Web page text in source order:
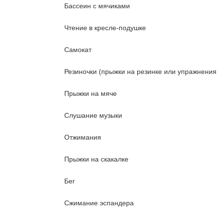
Бассеин с мячиками
Чтение в кресле-подушке
Самокат
Резиночки (прыжки на резинке или упражнения
Прыжки на мяче
Слушание музыки
Отжимания
Прыжки на скакалке
Бег
Сжимание эспандера